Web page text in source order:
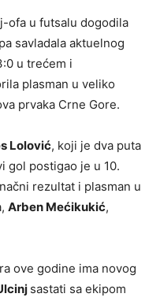
ofa u futsalu dogodila
savladala aktuelnog
u trećem i
plasman u veliko
prvaka Crne Gore.
Lolović, koji je dva puta
gol postigao je u 10.
rezultat i plasman u
Arben Mećikukić,
ove godine ima novog
sastati sa ekipom